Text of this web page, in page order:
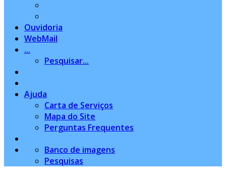
Ouvidoria
WebMail
...
Pesquisar...
Ajuda
Carta de Serviços
Mapa do Site
Perguntas Frequentes
Banco de imagens
Pesquisas